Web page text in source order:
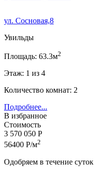
ул. Сосновая,8
Увильды
Площадь: 63.3м2
Этаж: 1 из 4
Количество комнат: 2
Подробнее...
В избранное
Стоимость
3 570 050 Р
56400 Р/м2
Одобряем в течение суток